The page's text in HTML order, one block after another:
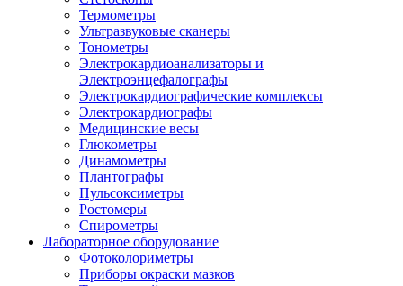
Термометры
Ультразвуковые сканеры
Тонометры
Электрокардиоанализаторы и
Электроэнцефалографы
Электрокардиографические комплексы
Электрокардиографы
Медицинские весы
Глюкометры
Динамометры
Плантографы
Пульсоксиметры
Ростомеры
Спирометры
Лабораторное оборудование
Фотоколориметры
Приборы окраски мазков